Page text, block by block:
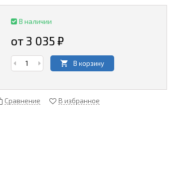
В наличии
от 3 035 ₽
В корзину
Сравнение В избранное